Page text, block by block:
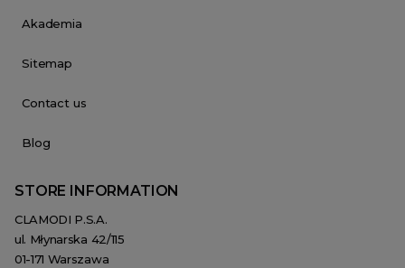
Akademia
Sitemap
Contact us
Blog
STORE INFORMATION
CLAMODI P.S.A.
ul. Młynarska 42/115
01-171 Warszawa